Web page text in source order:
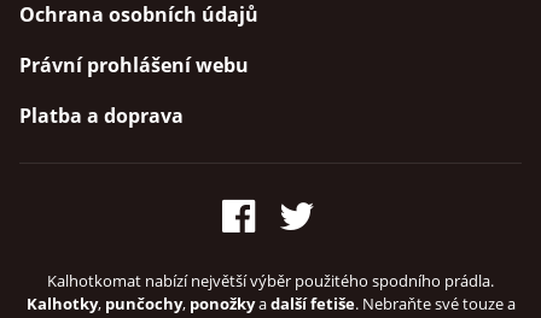
Ochrana osobních údajů
Právní prohlášení webu
Platba a doprava
Kalhotkomat nabízí největší výběr použitého spodního prádla.
Kalhotky, punčochy, ponožkyadalší fetiše. Nebraňte své touze a